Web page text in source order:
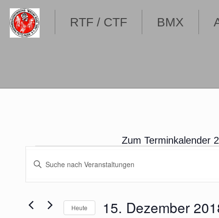
RTF / CTF BMX
Zum Terminkalender
Suche
und
Navigation
Bitte
Schlüsselwort
eingeben.
nach
Veranstaltungen
Heute 15. Dezember